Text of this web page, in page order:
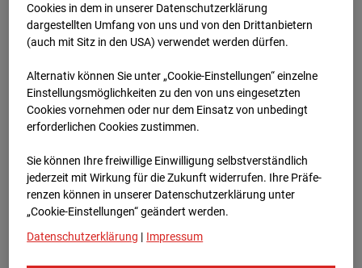
05.01.2026 07:30
Cookies in dem in unserer Datenschutzerklärung
dargestellten Umfang von uns und von den Drittanbietern
(auch mit Sitz in den USA) verwendet werden dürfen.
Alternativ können Sie unter „Cookie-Einstellungen“ einzelne
Einstellungsmöglichkeiten zu den von uns eingesetzten
Cookies vornehmen oder nur dem Einsatz von unbedingt
erforderlichen Cookies zustimmen.
Sie können Ihre freiwillige Einwilligung selbstverständlich
jederzeit mit Wirkung für die Zukunft widerrufen. Ihre Prä­fe­
renzen können in unserer Datenschutzerklärung unter
„Cookie-Einstellungen“ geändert werden.
Datenschutzerklärung | Impressum